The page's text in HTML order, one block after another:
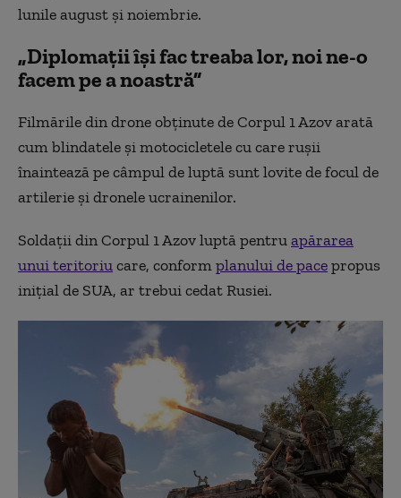
lunile august și noiembrie.
„Diplomații își fac treaba lor, noi ne-o
facem pe a noastră”
Filmările din drone obținute de Corpul 1 Azov arată
cum blindatele și motocicletele cu care rușii
înaintează pe câmpul de luptă sunt lovite de focul de
artilerie și dronele ucrainenilor.
Soldații din Corpul 1 Azov luptă pentruapărarea
unui teritoriucare, conformplanului de pacepropus
inițial de SUA, ar trebui cedat Rusiei.